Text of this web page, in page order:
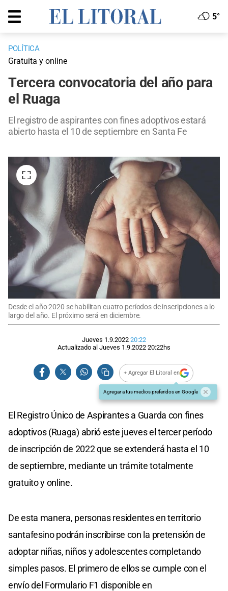
5°
POLÍTICA
Gratuita y online
Tercera convocatoria del año para
el Ruaga
El registro de aspirantes con fines adoptivos estará
abierto hasta el 10 de septiembre en Santa Fe
Desde el año 2020 se habilitan cuatro períodos de inscripciones a lo
largo del año. El próximo será en diciembre.
Jueves 1.9.2022 20:22
Actualizado al Jueves 1.9.2022 20:22hs
+ Agregar El Litoral en
Agregar a tus medios preferidos en Google
El Registro Único de Aspirantes a Guarda con fines
adoptivos (Ruaga) abrió este jueves el tercer período
de inscripción de 2022 que se extenderá hasta el 10
de septiembre, mediante un trámite totalmente
gratuito y online.
De esta manera, personas residentes en territorio
santafesino podrán inscribirse con la pretensión de
adoptar niñas, niños y adolescentes completando
simples pasos. El primero de ellos se cumple con el
envío del Formulario F1 disponible en